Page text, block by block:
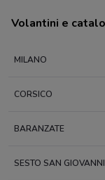
Volantini e
MILANO
CORSICO
BARANZATE
SESTO SAN GIOVANNI